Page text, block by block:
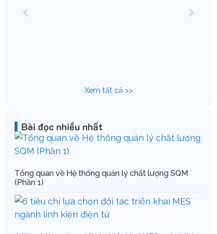
Xem tất cả >>
Bài đọc nhiều nhất
Tổng quan về Hệ thống quản lý chất lượng SQM
(Phần 1)